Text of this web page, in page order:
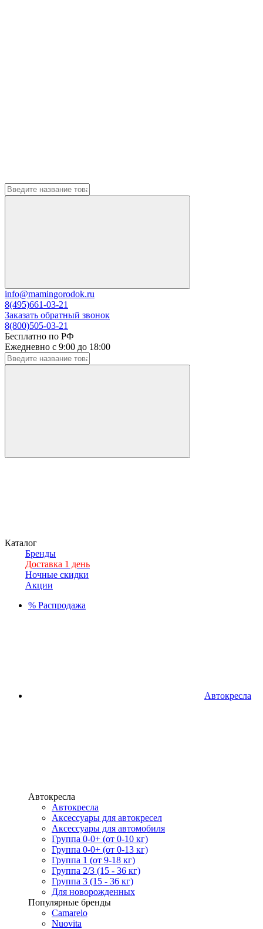
info@mamingorodok.ru
8(495)661-03-21
Заказать обратный звонок
8(800)505-03-21
Бесплатно по РФ
Ежедневно с 9:00 до 18:00
Каталог
Бренды
Доставка 1 день
Ночные скидки
Акции
% Распродажа
Автокресла
Автокресла
Автокресла
Аксессуары для автокресел
Аксессуары для автомобиля
Группа 0-0+ (от 0-10 кг)
Группа 0-0+ (от 0-13 кг)
Группа 1 (от 9-18 кг)
Группа 2/3 (15 - 36 кг)
Группа 3 (15 - 36 кг)
Для новорожденных
Популярные бренды
Camarelo
Nuovita